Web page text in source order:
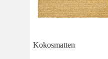
Kokosmatten